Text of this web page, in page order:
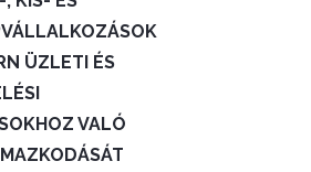
ÜZLETI ÉS
VALÓ